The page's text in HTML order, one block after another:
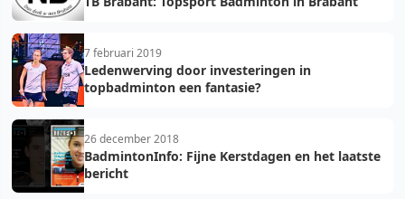
7 februari 2019
Ledenwerving door investeringen in
topbadminton een fantasie?
26 december 2018
BadmintonInfo: Fijne Kerstdagen en het laatste
bericht